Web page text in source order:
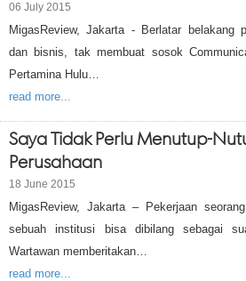
06 July 2015
MigasReview, Jakarta - Berlatar belakang
dan bisnis, tak membuat sosok
Pertamina Hulu…
read more...
Saya Tidak Perlu Menutup-
Perusahaan
18 June 2015
MigasReview, Jakarta – Pekerjaan
sebuah institusi bisa dibilang sebagai
Wartawan memberitakan…
read more...